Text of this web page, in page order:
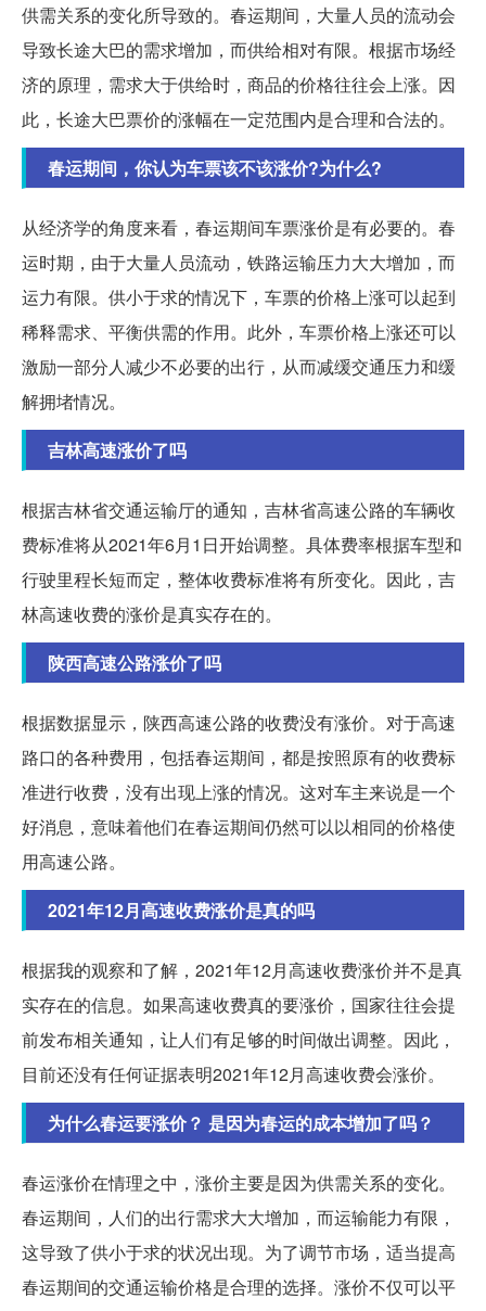
供需关系的变化所导致的。春运期间，大量人员的流动会
导致长途大巴的需求增加，而供给相对有限。根据市场经
济的原理，需求大于供给时，商品的价格往往会上涨。因
此，长途大巴票价的涨幅在一定范围内是合理和合法的。
春运期间，你认为车票该不该涨价?为什么?
从经济学的角度来看，春运期间车票涨价是有必要的。春
运时期，由于大量人员流动，铁路运输压力大大增加，而
运力有限。供小于求的情况下，车票的价格上涨可以起到
稀释需求、平衡供需的作用。此外，车票价格上涨还可以
激励一部分人减少不必要的出行，从而减缓交通压力和缓
解拥堵情况。
吉林高速涨价了吗
根据吉林省交通运输厅的通知，吉林省高速公路的车辆收
费标准将从2021年6月1日开始调整。具体费率根据车型和
行驶里程长短而定，整体收费标准将有所变化。因此，吉
林高速收费的涨价是真实存在的。
陕西高速公路涨价了吗
根据数据显示，陕西高速公路的收费没有涨价。对于高速
路口的各种费用，包括春运期间，都是按照原有的收费标
准进行收费，没有出现上涨的情况。这对车主来说是一个
好消息，意味着他们在春运期间仍然可以以相同的价格使
用高速公路。
2021年12月高速收费涨价是真的吗
根据我的观察和了解，2021年12月高速收费涨价并不是真
实存在的信息。如果高速收费真的要涨价，国家往往会提
前发布相关通知，让人们有足够的时间做出调整。因此，
目前还没有任何证据表明2021年12月高速收费会涨价。
为什么春运要涨价？ 是因为春运的成本增加了吗？
春运涨价在情理之中，涨价主要是因为供需关系的变化。
春运期间，人们的出行需求大大增加，而运输能力有限，
这导致了供小于求的状况出现。为了调节市场，适当提高
春运期间的交通运输价格是合理的选择。涨价不仅可以平